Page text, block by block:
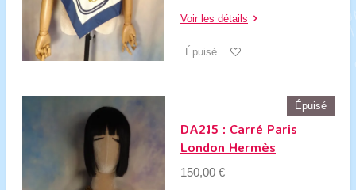
Voir les détails
Épuisé
Épuisé
DA215 : Carré Paris
London Hermès
150,00 €